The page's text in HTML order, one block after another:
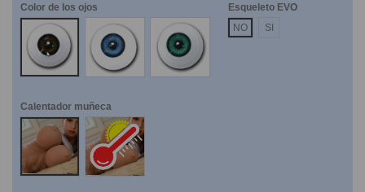
Color de los ojos
Marrones
Azules Verdes
Esqueleto EVO
NO
SI
Calentador muñeca
No
Si